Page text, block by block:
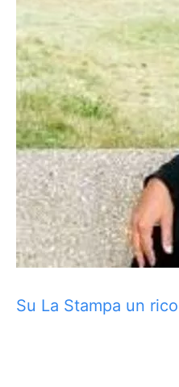
Su La Stampa un